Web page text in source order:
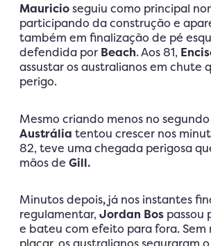
Mauricioseguiu como principal
participando da construção e
também em finalização de pé
defendida por Beach. Aos 81,
assustar os australianos em chute
perigo.
Mesmo criando menos no
Austrália tentou crescer nos
82, teve uma chegada perigosa
mãos de Gill.
Minutos depois,já nos instantes
regulamentar,Jordan Bos passou
e bateu com efeito para fora. Sem